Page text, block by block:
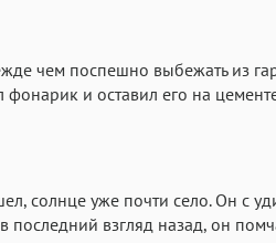
чем поспешно выбежать из
и оставил его на
солнце уже почти село. Он с
последний взгляд назад, он